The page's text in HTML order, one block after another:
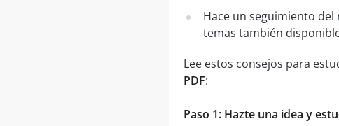
Hace un seguimiento
temas también
Lee estos consejos para
PDF:
Paso 1: Hazte una idea y